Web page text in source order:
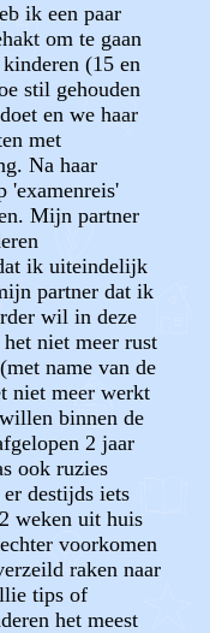
ik een paar
om te gaan
(15 en
stil gehouden
en we haar
met
Na haar
'examenreis'
Mijn partner
ik uiteindelijk
partner dat ik
wil in deze
niet meer rust
name van de
niet meer werkt
binnen de
2 jaar
ook ruzies
destijds iets
weken uit huis
voorkomen
raken naar
tips of
het meest